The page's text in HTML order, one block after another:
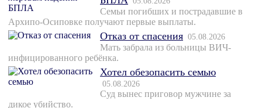
Семьи погибших и пострадавшие в
Архипо-Осиповке получают первые выплаты.
Отказ от спасения 05.08.2026
Мать забрала из больницы ВИЧ-
инфицированного ребёнка.
Хотел обезопасить семью
05.08.2026
Суд вынес приговор мужчине за
дикое убийство.